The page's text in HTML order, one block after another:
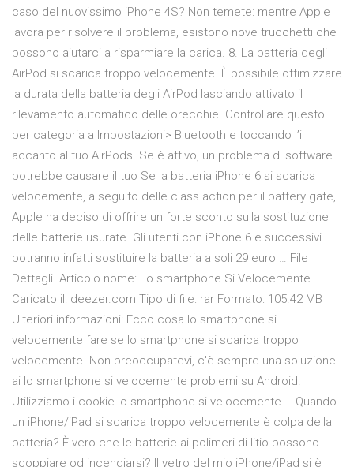
caso del nuovissimo iPhone 4S? Non temete: mentre Apple
lavora per risolvere il problema, esistono nove trucchetti che
possono aiutarci a risparmiare la carica. 8. La batteria degli
AirPod si scarica troppo velocemente. È possibile ottimizzare
la durata della batteria degli AirPod lasciando attivato il
rilevamento automatico delle orecchie. Controllare questo
per categoria a Impostazioni> Bluetooth e toccando l’i
accanto al tuo AirPods. Se è attivo, un problema di software
potrebbe causare il tuo Se la batteria iPhone 6 si scarica
velocemente, a seguito delle class action per il battery gate,
Apple ha deciso di offrire un forte sconto sulla sostituzione
delle batterie usurate. Gli utenti con iPhone 6 e successivi
potranno infatti sostituire la batteria a soli 29 euro … File
Dettagli. Articolo nome: Lo smartphone Si Velocemente
Caricato il: deezer.com Tipo di file: rar Formato: 105.42 MB
Ulteriori informazioni: Ecco cosa lo smartphone si
velocemente fare se lo smartphone si scarica troppo
velocemente. Non preoccupatevi, c'è sempre una soluzione
ai lo smartphone si velocemente problemi su Android.
Utilizziamo i cookie lo smartphone si velocemente … Quando
un iPhone/iPad si scarica troppo velocemente è colpa della
batteria? È vero che le batterie ai polimeri di litio possono
scoppiare od incendiarsi? Il vetro del mio iPhone/iPad si è